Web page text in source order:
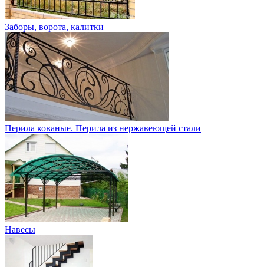
Заборы, ворота, калитки
Перила кованые. Перила из нержавеющей стали
Навесы